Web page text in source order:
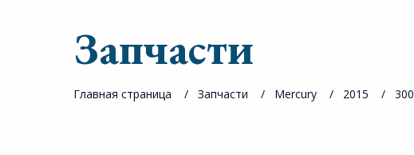
Запчасти
Главная страница Запчасти Mercury 2015 300